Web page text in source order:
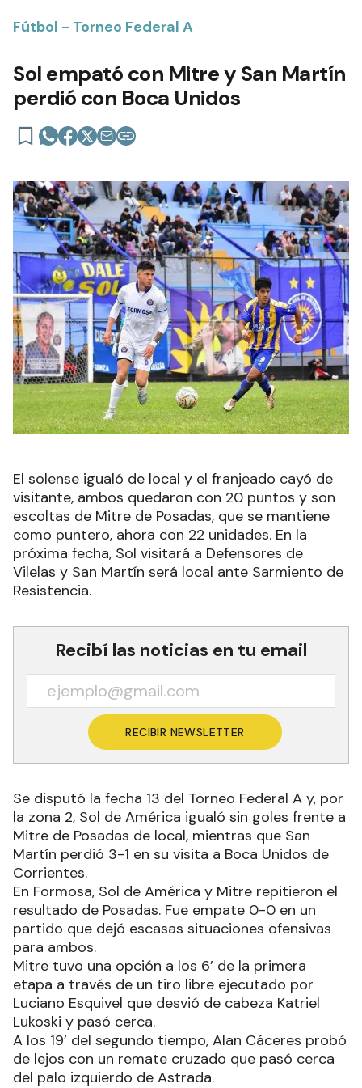
Fútbol - Torneo Federal A
Sol empató con Mitre y San Martín
perdió con Boca Unidos
El solense igualó de local y el franjeado cayó de
visitante, ambos quedaron con 20 puntos y son
escoltas de Mitre de Posadas, que se mantiene
como puntero, ahora con 22 unidades. En la
próxima fecha, Sol visitará a Defensores de
Vilelas y San Martín será local ante Sarmiento de
Resistencia.
Recibí las noticias en tu email
RECIBIR NEWSLETTER
Se disputó la fecha 13 del Torneo Federal A y, por
la zona 2, Sol de América igualó sin goles frente a
Mitre de Posadas de local, mientras que San
Martín perdió 3-1 en su visita a Boca Unidos de
Corrientes.
En Formosa, Sol de América y Mitre repitieron el
resultado de Posadas. Fue empate 0-0 en un
partido que dejó escasas situaciones ofensivas
para ambos.
Mitre tuvo una opción a los 6’ de la primera
etapa a través de un tiro libre ejecutado por
Luciano Esquivel que desvió de cabeza Katriel
Lukoski y pasó cerca.
A los 19’ del segundo tiempo, Alan Cáceres probó
de lejos con un remate cruzado que pasó cerca
del palo izquierdo de Astrada.